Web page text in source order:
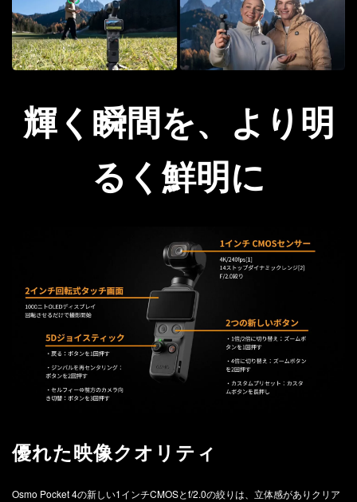
輝く瞬間を、より明
るく鮮明に
優れた映像クオリティ
Osmo Pocket 4の新しい1インチCMOSとf/2.0の絞りは、立体感がありクリア